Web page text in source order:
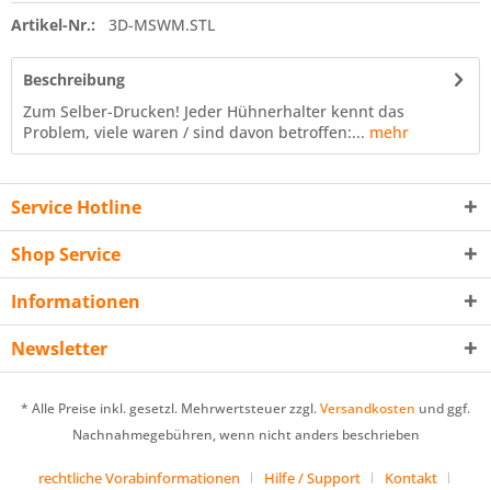
Artikel-Nr.: 3D-MSWM.STL
Beschreibung
Zum Selber-Drucken! Jeder Hühnerhalter kennt das
Problem, viele waren / sind davon betroffen:... mehr
Service Hotline
Shop Service
Informationen
Newsletter
* Alle Preise inkl. gesetzl. Mehrwertsteuer zzgl.Versandkosten und ggf.
Nachnahmegebühren, wenn nicht anders beschrieben
rechtliche Vorabinformationen Hilfe / Support Kontakt